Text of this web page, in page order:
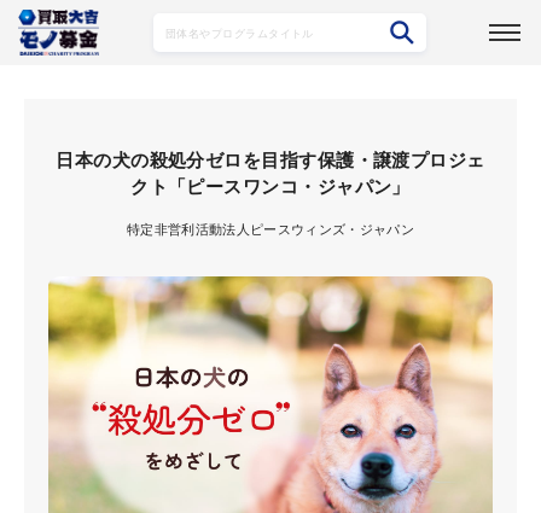
募集プログラム詳細
日本の犬の殺処分ゼロを目指す保護・譲渡プロジェ
クト「ピースワンコ・ジャパン」
特定非営利活動法人ピースウィンズ・ジャパン